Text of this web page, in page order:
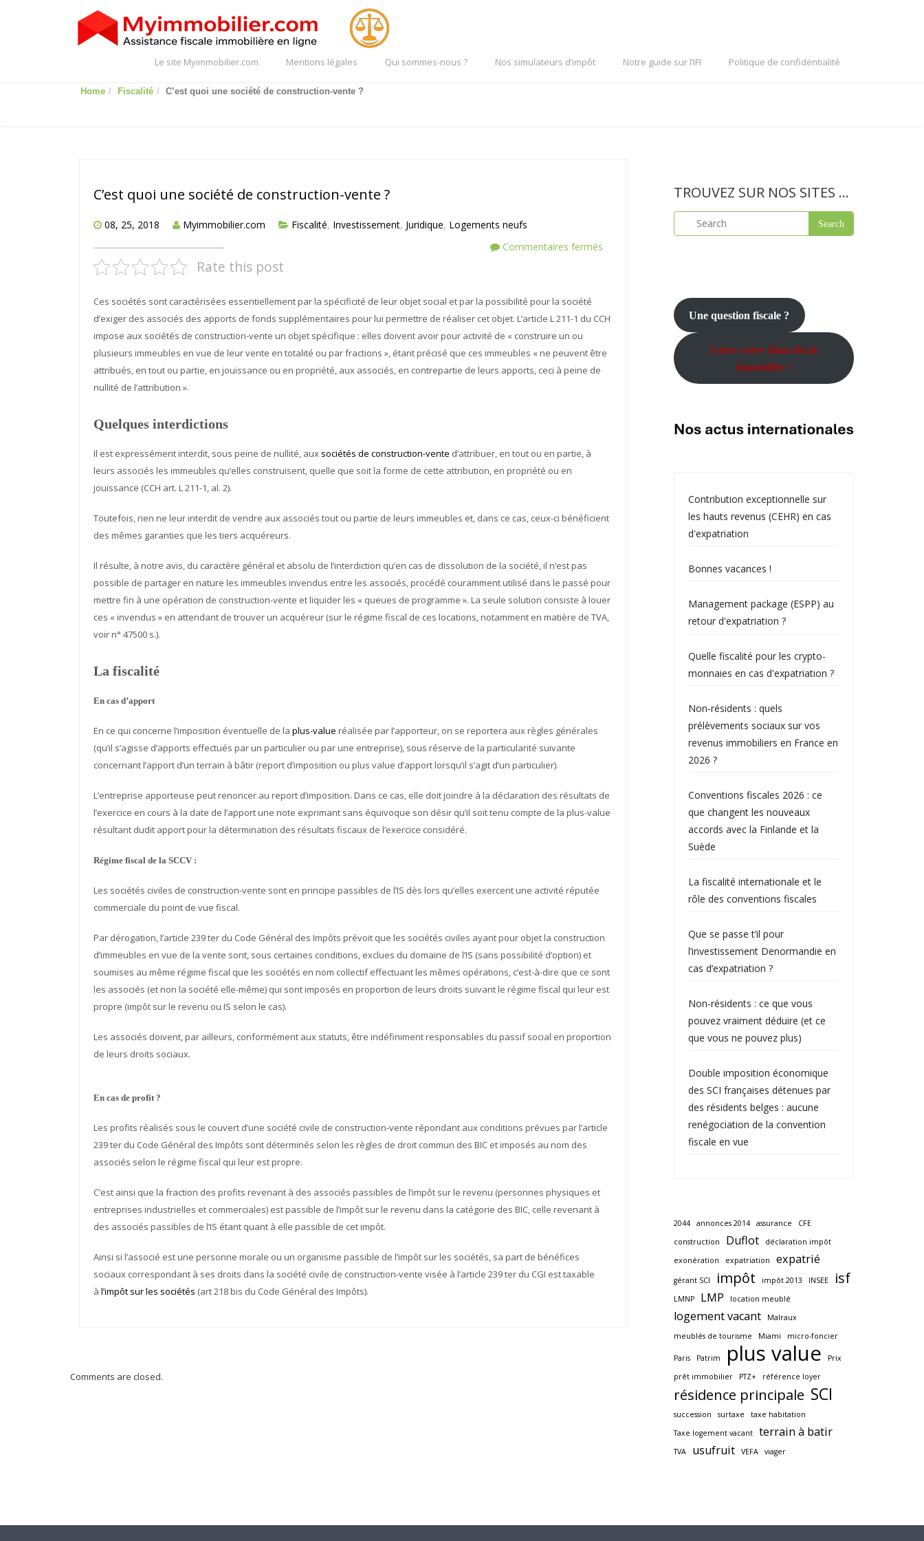
Le site Myimmobilier.com Mentions légales Qui sommes-nous ? Nos simulateurs d’impôt Notre guide sur l’IFI Politique de confidentialité
Home Fiscalité C’est quoi une société de construction-vente ?
C’est quoi une société de construction-vente ?
08, 25, 2018 Myimmobilier.com Fiscalité, Investissement, Juridique, Logements neufs
Commentaires fermés
Rate this post
Ces sociétés sont caractérisées essentiellement par la spécificité de leur objet social et par la possibilité pour la société
d’exiger des associés des apports de fonds supplémentaires pour lui permettre de réaliser cet objet. L’article L 211-1 du CCH
impose aux sociétés de construction-vente un objet spécifique : elles doivent avoir pour activité de « construire un ou
plusieurs immeubles en vue de leur vente en totalité ou par fractions », étant précisé que ces immeubles « ne peuvent être
attribués, en tout ou partie, en jouissance ou en propriété, aux associés, en contrepartie de leurs apports, ceci à peine de
nullité de l’attribution ».
Quelques interdictions
Il est expressément interdit, sous peine de nullité, aux sociétés de construction-vente d’attribuer, en tout ou en partie, à
leurs associés les immeubles qu’elles construisent, quelle que soit la forme de cette attribution, en propriété ou en
jouissance (CCH art. L 211-1, al. 2).
Toutefois, rien ne leur interdit de vendre aux associés tout ou partie de leurs immeubles et, dans ce cas, ceux-ci bénéficient
des mêmes garanties que les tiers acquéreurs.
Il résulte, à notre avis, du caractère général et absolu de l’interdiction qu’en cas de dissolution de la société, il n’est pas
possible de partager en nature les immeubles invendus entre les associés, procédé couramment utilisé dans le passé pour
mettre fin à une opération de construction-vente et liquider les « queues de programme ». La seule solution consiste à louer
ces « invendus » en attendant de trouver un acquéreur (sur le régime fiscal de ces locations, notamment en matière de TVA,
voir n° 47500 s.).
La fiscalité
En cas d’apport
En ce qui concerne l’imposition éventuelle de la plus-value réalisée par l’apporteur, on se reportera aux règles générales
(qu’il s’agisse d’apports effectués par un particulier ou par une entreprise), sous réserve de la particularité suivante
concernant l’apport d’un terrain à bâtir (report d’imposition ou plus value d’apport lorsqu’il s’agit d’un particulier).
L’entreprise apporteuse peut renoncer au report d’imposition. Dans ce cas, elle doit joindre à la déclaration des résultats de
l’exercice en cours à la date de l’apport une note exprimant sans équivoque son désir qu’il soit tenu compte de la plus-value
résultant dudit apport pour la détermination des résultats fiscaux de l’exercice considéré.
Régime fiscal de la SCCV :
Les sociétés civiles de construction-vente sont en principe passibles de l’IS dès lors qu’elles exercent une activité réputée
commerciale du point de vue fiscal.
Par dérogation, l’article 239 ter du Code Général des Impôts prévoit que les sociétés civiles ayant pour objet la construction
d’immeubles en vue de la vente sont, sous certaines conditions, exclues du domaine de l’IS (sans possibilité d’option) et
soumises au même régime fiscal que les sociétés en nom collectif effectuant les mêmes opérations, c’est-à-dire que ce sont
les associés (et non la société elle-même) qui sont imposés en proportion de leurs droits suivant le régime fiscal qui leur est
propre (impôt sur le revenu ou IS selon le cas).
Les associés doivent, par ailleurs, conformément aux statuts, être indéfiniment responsables du passif social en proportion
de leurs droits sociaux.
En cas de profit ?
Les profits réalisés sous le couvert d’une société civile de construction-vente répondant aux conditions prévues par l’article
239 ter du Code Général des Impôts sont déterminés selon les règles de droit commun des BIC et imposés au nom des
associés selon le régime fiscal qui leur est propre.
C’est ainsi que la fraction des profits revenant à des associés passibles de l’impôt sur le revenu (personnes physiques et
entreprises industrielles et commerciales) est passible de l’impôt sur le revenu dans la catégorie des BIC, celle revenant à
des associés passibles de l’IS étant quant à elle passible de cet impôt.
Ainsi si l’associé est une personne morale ou un organisme passible de l’impôt sur les sociétés, sa part de bénéfices
sociaux correspondant à ses droits dans la société civile de construction-vente visée à l’article 239 ter du CGI est taxable
à l’impôt sur les sociétés (art 218 bis du Code Général des Impôts).
Comments are closed.
TROUVEZ SUR NOS SITES …
Une question fiscale ?
Faites votre bilan fiscal
immobilier !
Contribution exceptionnelle sur
les hauts revenus (CEHR) en cas
d'expatriation
Bonnes vacances !
Management package (ESPP) au
retour d'expatriation ?
Quelle fiscalité pour les crypto-
monnaies en cas d'expatriation ?
Non‑résidents : quels
prélèvements sociaux sur vos
revenus immobiliers en France en
2026 ?
Conventions fiscales 2026 : ce
que changent les nouveaux
accords avec la Finlande et la
Suède
La fiscalité internationale et le
rôle des conventions fiscales
Que se passe t’il pour
l’investissement Denormandie en
cas d’expatriation ?
Non‑résidents : ce que vous
pouvez vraiment déduire (et ce
que vous ne pouvez plus)
Double imposition économique
des SCI françaises détenues par
des résidents belges : aucune
renégociation de la convention
fiscale en vue
2044 annonces 2014 assurance
CFE
construction
Duflot
déclaration impôt
exonération
expatriation expatrié
gérant SCI impôt impôt 2013 INSEE isf
LMNP LMP location meublé
logement vacant
Malraux
meublés de tourisme
Miami micro-foncier
Paris Patrim plus value
Prix
prêt immobilier
PTZ+ référence loyer
résidence principale SCI
succession surtaxe
taxe habitation
Taxe logement vacant
terrain à batir
TVA usufruit VEFA viager